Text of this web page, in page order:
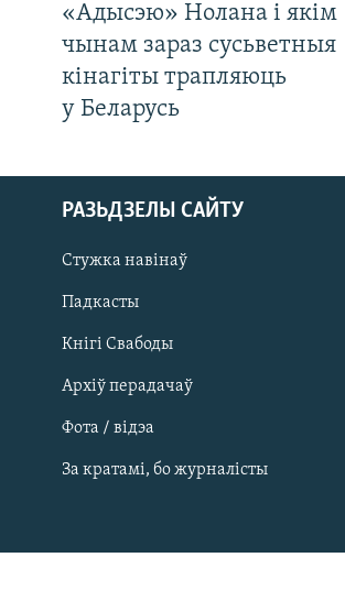
САЧЫЦЕ ЗА АБНАЎЛЕНЬНЯМІ
«Адысэю» Нолана і якім
чынам зараз сусьветныя
кінагіты трапляюць
у Беларусь
РАЗЬДЗЕЛЫ САЙТУ
Стужка навінаў
Падкасты
Кнігі Свабоды
Архіў перадачаў
Фота / відэа
За кратамі, бо журналісты